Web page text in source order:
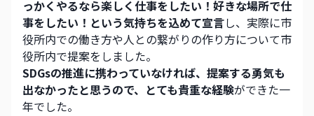
っかくやるなら楽しく仕事をしたい！好きな場所で仕
事をしたい！という気持ちを込めて宣言し、実際に市
役所内での働き方や人との繋がりの作り方について市
役所内で提案をしました。
SDGsの推進に携わっていなければ、提案する勇気も
出なかったと思うので、とても貴重な経験ができた一
年でした。